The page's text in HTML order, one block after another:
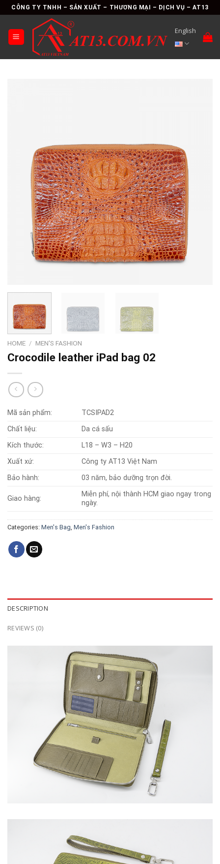
Skip
to
content
CÔNG TY TNHH – SẢN XUẤT – THƯƠNG MẠI – DỊCH VỤ – AT13
English
HOME / MEN'S FASHION
Crocodile leather iPad bag 02
Mã sản phẩm:
TCSIPAD2
Chất liệu:
Da cá sấu
Kích thước:
L18 – W3 – H20
Xuất xứ:
Công ty AT13 Việt Nam
Bảo hành:
03 năm, bảo dưỡng trọn đời.
Giao hàng:
Miễn phí, nội thành HCM giao ngay trong
ngày.
Categories: Men's Bag, Men's Fashion
DESCRIPTION
REVIEWS (0)